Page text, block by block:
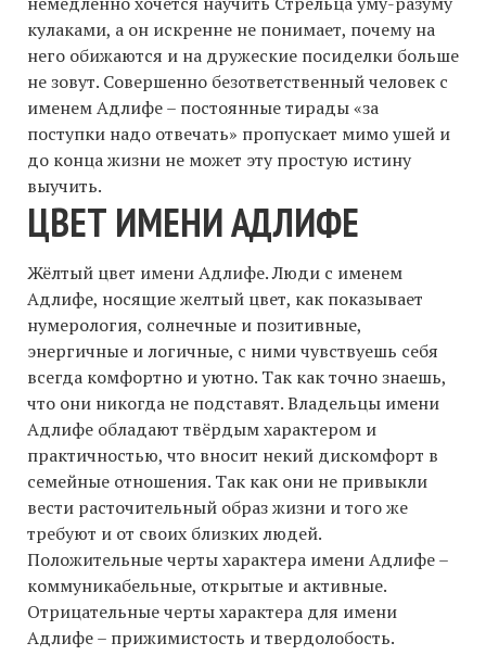
кулаками, а он искренне не понимает, почему на
него обижаются и на дружеские посиделки больше
не зовут. Совершенно безответственный человек с
именем Адлифе – постоянные тирады «за
поступки надо отвечать» пропускает мимо ушей и
до конца жизни не может эту простую истину
выучить.
ЦВЕТ ИМЕНИ АДЛИФЕ
Жёлтый цвет имени Адлифе. Люди с именем
Адлифе, носящие желтый цвет, как показывает
нумерология, солнечные и позитивные,
энергичные и логичные, с ними чувствуешь себя
всегда комфортно и уютно. Так как точно знаешь,
что они никогда не подставят. Владельцы имени
Адлифе обладают твёрдым характером и
практичностью, что вносит некий дискомфорт в
семейные отношения. Так как они не привыкли
вести расточительный образ жизни и того же
требуют и от своих близких людей.
Положительные черты характера имени Адлифе –
коммуникабельные, открытые и активные.
Отрицательные черты характера для имени
Адлифе – прижимистость и твердолобость.